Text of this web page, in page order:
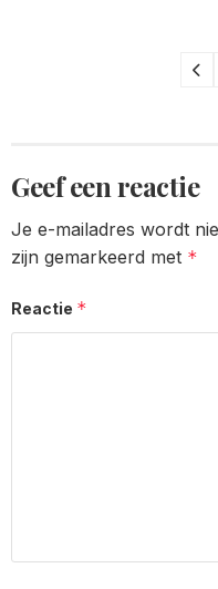
Geef een reactie
Je e-mailadres wordt
zijn gemarkeerd met *
Reactie *